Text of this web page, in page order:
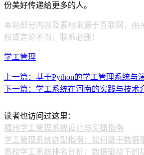
份美好传递给更多的人。
本站部分内容及素材来源于互联网，由
权或言论不当，联系必删！
学工管理
上一篇：基于Python的学工管理系统与
下一篇：学工系统在河南的实践与技术
读者也访问过这里：
福州学工管理系统设计与实操指南
学工管理系统选型指南：如何基于数据
高校学工系统排名分析：数据驱动下的